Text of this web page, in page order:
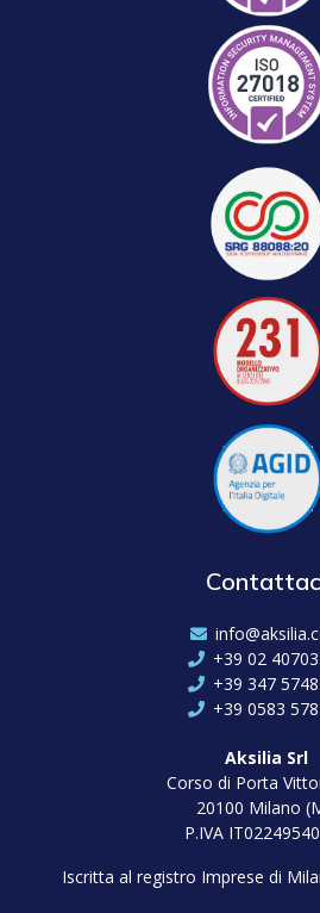
+39 02
+39 347
+39 0583
Aksilia Srl
Corso di Porta
20100 Milano
P.IVA
Iscritta al registro Imprese di